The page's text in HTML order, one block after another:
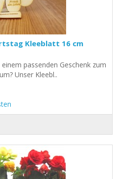
Kleeblatt 16 cm
passenden Geschenk zum
Unser Kleebl..